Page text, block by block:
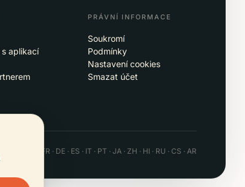
s aplikací
PRÁVNÍ INFORMACE
Soukromí
Podmínky
Nastavení cookies
Smazat účet
· Web EN · FR · DE · ES · IT · PT · JA · ZH · HI · RU · CS · AR